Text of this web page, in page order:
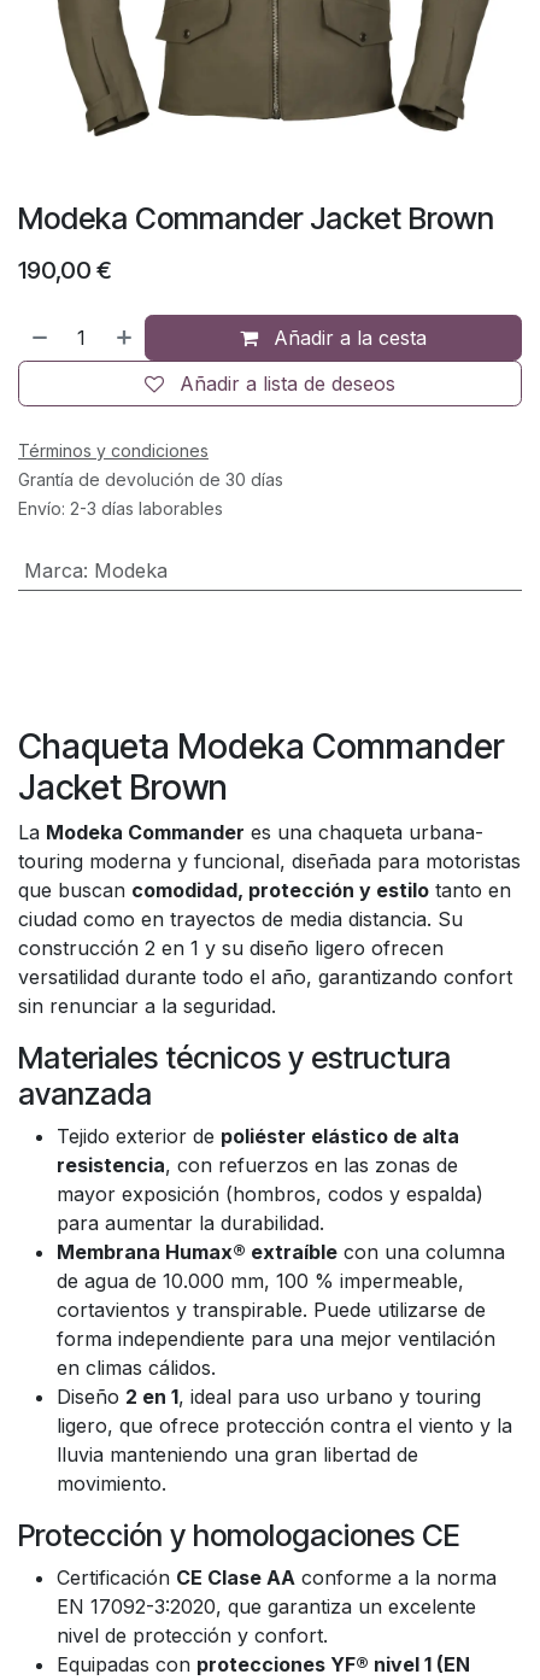
Modeka Commander Jacket Brown
190,00 €
Añadir a la cesta
Añadir a lista de deseos
Términos y condiciones
Grantía de devolución de 30 días
Envío: 2-3 días laborables
Marca: Modeka
Chaqueta Modeka Commander
Jacket Brown
La Modeka Commander es una chaqueta urbana-
touring moderna y funcional, diseñada para motoristas
que buscan comodidad, protección y estilo tanto en
ciudad como en trayectos de media distancia. Su
construcción 2 en 1 y su diseño ligero ofrecen
versatilidad durante todo el año, garantizando confort
sin renunciar a la seguridad.
Materiales técnicos y estructura
avanzada
Tejido exterior de poliéster elástico de alta
resistencia, con refuerzos en las zonas de
mayor exposición (hombros, codos y espalda)
para aumentar la durabilidad.
Membrana Humax® extraíble con una columna
de agua de 10.000 mm, 100 % impermeable,
cortavientos y transpirable. Puede utilizarse de
forma independiente para una mejor ventilación
en climas cálidos.
Diseño 2 en 1, ideal para uso urbano y touring
ligero, que ofrece protección contra el viento y la
lluvia manteniendo una gran libertad de
movimiento.
Protección y homologaciones CE
Certificación CE Clase AA conforme a la norma
EN 17092-3:2020, que garantiza un excelente
nivel de protección y confort.
Equipadas con protecciones YF® nivel 1 (EN